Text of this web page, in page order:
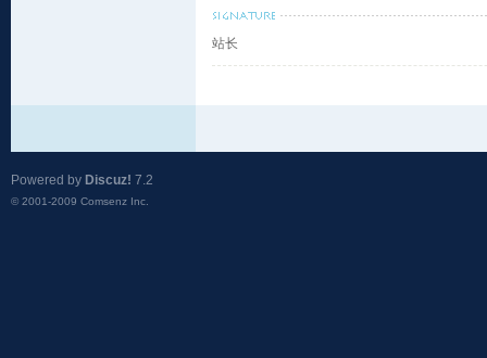
站长
Powered by Discuz! 7.2
© 2001-2009 Comsenz Inc.